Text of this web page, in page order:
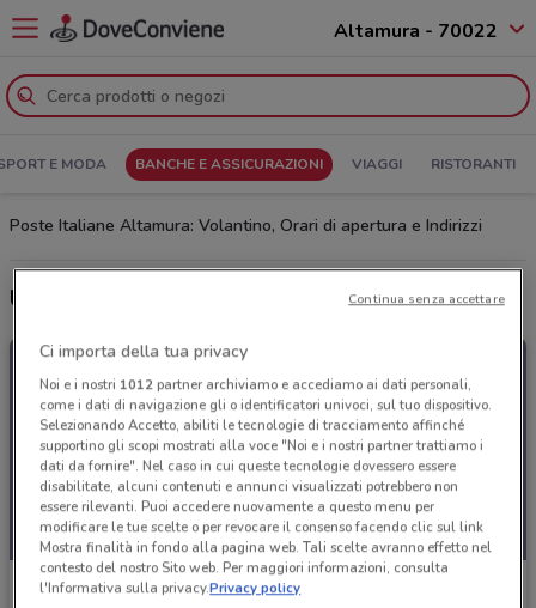
Altamura - 70022
E MODA BANCHE E ASSICURAZIONI VIAGGI RISTORANTI
Poste Italiane Altamura: Volantino, Orari di apertura e Indirizzi
Ultime offerte del volantino Poste Italiane
Poste Italiane
Ci importa della tua privacy
Noi e i nostri 1012partner archiviamo e accediamo ai dati personali,
come i dati di navigazione gli o identificatori univoci, sul tuo dispositivo.
Selezionando Accetto, abiliti le tecnologie di tracciamento affinché
supportino gli scopi mostrati alla voce "Noi e i nostri partner trattiamo i
dati da fornire". Nel caso in cui queste tecnologie dovessero essere
disabilitate, alcuni contenuti e annunci visualizzati potrebbero non
essere rilevanti. Puoi accedere nuovamente a questo menu per
modificare le tue scelte o per revocare il consenso facendo clic sul link
Mostra finalità in fondo alla pagina web. Tali scelte avranno effetto nel
contesto del nostro Sito web. Per maggiori informazioni, consulta
l'Informativa sulla privacy.Privacy policy
Continua senza accettare